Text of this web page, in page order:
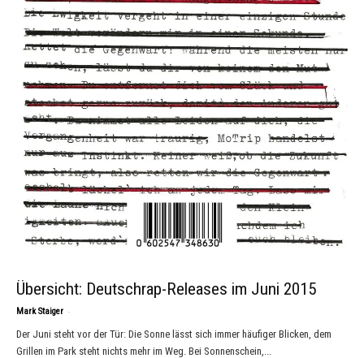
Übersicht: Deutschrap-Releases im Juni 2015
Mark Staiger -
Der Juni steht vor der Tür: Die Sonne lässt sich immer häufiger Blicken, dem
Grillen im Park steht nichts mehr im Weg. Bei Sonnenschein,...